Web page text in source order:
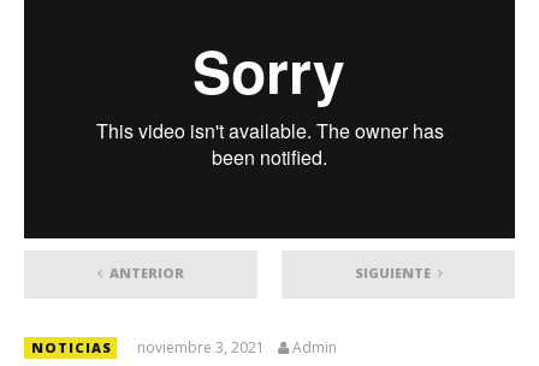
ANTERIOR SIGUIENTE
NOTICIAS noviembre 3, 2021 Admin